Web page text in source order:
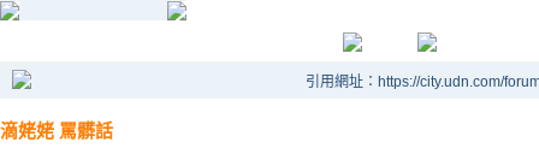
引用網址：https://city.udn.com/
滴姥姥 罵髒話